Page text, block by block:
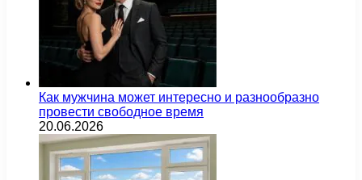
Как мужчина может интересно и разнообразно
провести свободное время
20.06.2026